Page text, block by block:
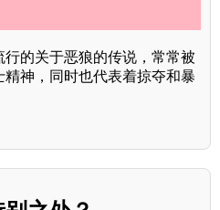
的关于恶狼的传说，常常被
神，同时也代表着掠夺和暴